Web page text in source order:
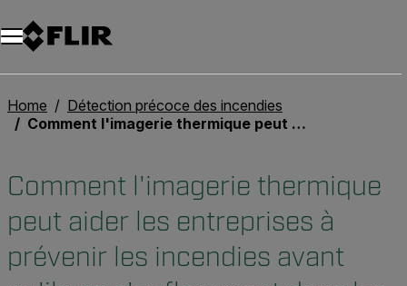
Unread messages
Modèle
Supprimer
articles
article
Ajouter au panier
Ajouté au panier
Home
Détection précoce des incendies
Comment l'imagerie thermique peut aider les entreprises à prévenir les incendies avant qu'ils ne s'enflamment dans les zones de stockage en vrac
Comment l'imagerie thermique
peut aider les entreprises à
prévenir les incendies avant